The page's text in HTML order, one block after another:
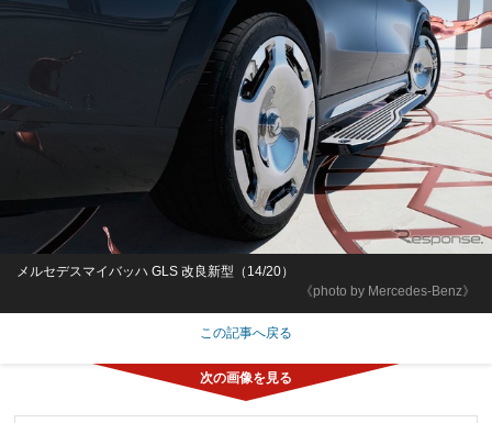
《photo by Mercedes-Benz》
メルセデスマイバッハ GLS 改良新型（14/20）
この記事へ戻る